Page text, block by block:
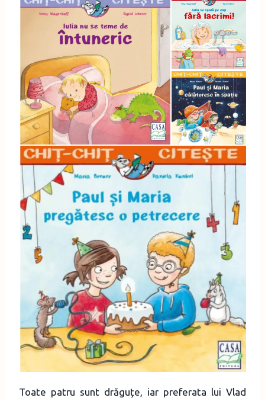
Toate patru sunt drăguțe, iar preferata lui Vlad